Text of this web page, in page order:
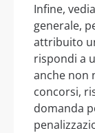
Infine,
generale,
attribuito
rispondi a
anche non
concorsi,
domanda